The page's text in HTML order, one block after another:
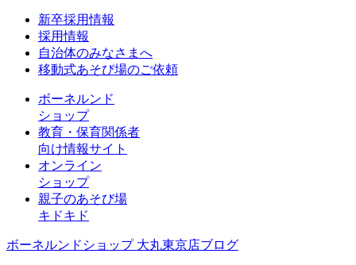
新卒採用情報
採用情報
自治体のみなさまへ
移動式あそび場のご依頼
ボーネルンド
ショップ
教育・保育関係者
向け情報サイト
オンライン
ショップ
親子のあそび場
キドキド
ボーネルンドショップ 大丸東京店ブログ